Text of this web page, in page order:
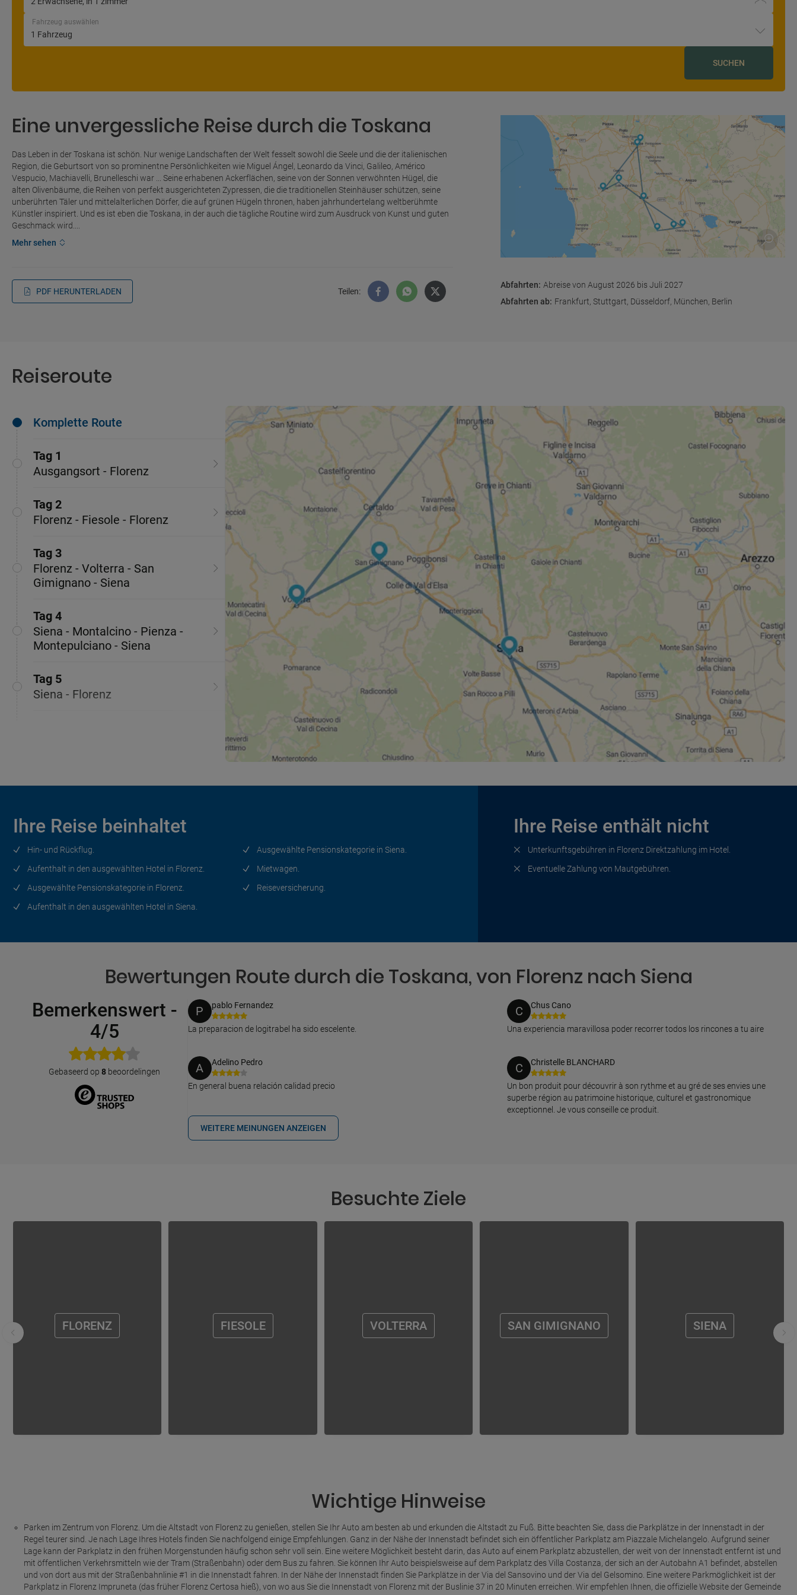
Fahrzeug auswählen
SUCHEN
Eine unvergessliche Reise durch die Toskana
Das Leben in der Toskana ist schön. Nur wenige Landschaften der Welt fesselt sowohl die Seele und die der italienischen
Region, die Geburtsort von so prominentne Persönlichkeiten wie Miguel Ángel, Leonardo da Vinci, Galileo, Américo
Vespucio, Machiavelli, Brunelleschi war ... Seine erhabenen Ackerflächen, seine von der Sonnen verwöhnten Hügel, die
alten Olivenbäume, die Reihen von perfekt ausgerichteten Zypressen, die die traditionellen Steinhäuser schützen, seine
unberührten Täler und mittelalterlichen Dörfer, die auf grünen Hügeln thronen, haben jahrhundertelang weltberühmte
Künstler inspiriert. Und es ist eben die Toskana, in der auch die tägliche Routine wird zum Ausdruck von Kunst und guten
Geschmack wird....
Mehr sehen
PDF HERUNTERLADEN Teilen:
Abfahrten: Abreise von August 2026 bis Juli 2027
Abfahrten ab: Frankfurt, Stuttgart, Düsseldorf, München, Berlin
Reiseroute
Komplette Route
Tag 1
Ausgangsort - Florenz
Tag 2
Florenz - Fiesole - Florenz
Tag 3
Florenz - Volterra - San
Gimignano - Siena
Tag 4
Siena - Montalcino - Pienza -
Montepulciano - Siena
Tag 5
Siena - Florenz
Ihre Reise beinhaltet
Hin- und Rückflug.
Aufenthalt in den ausgewählten Hotel in Florenz.
Ausgewählte Pensionskategorie in Florenz.
Aufenthalt in den ausgewählten Hotel in Siena.
Ausgewählte Pensionskategorie in Siena.
Mietwagen.
Reiseversicherung.
Ihre Reise enthält nicht
Unterkunftsgebühren in Florenz Direktzahlung im Hotel.
Eventuelle Zahlung von Mautgebühren.
Bewertungen Route durch die Toskana, von Florenz nach Siena
Bemerkenswert -
4/5
Gebaseerd op 8 beoordelingen
P pablo Fernandez
La preparacion de logitrabel ha sido escelente.
C Chus Cano
Una experiencia maravillosa poder recorrer todos los rincones a tu aire
A Adelino Pedro
En general buena relación calidad precio
C Christelle BLANCHARD
Un bon produit pour découvrir à son rythme et au gré de ses envies une
superbe région au patrimoine historique, culturel et gastronomique
exceptionnel. Je vous conseille ce produit.
WEITERE MEINUNGEN ANZEIGEN
Besuchte Ziele
FLORENZ FIESOLE VOLTERRA SAN GIMIGNANO SIENA
Wichtige Hinweise
Parken im Zentrum von Florenz. Um die Altstadt von Florenz zu genießen, stellen Sie Ihr Auto am besten ab und erkunden die Altstadt zu Fuß. Bitte beachten Sie, dass die Parkplätze in der Innenstadt in der
Regel teurer sind. Je nach Lage Ihres Hotels finden Sie nachfolgend einige Empfehlungen. Ganz in der Nähe der Innenstadt befindet sich ein öffentlicher Parkplatz am Piazzale Michelangelo. Aufgrund seiner
Lage kann der Parkplatz in den frühen Morgenstunden häufig schon sehr voll sein. Eine weitere Möglichkeit besteht darin, das Auto auf einem Parkplatz abzustellen, der weit von der Innenstadt entfernt ist und
mit öffentlichen Verkehrsmitteln wie der Tram (Straßenbahn) oder dem Bus zu fahren. Sie können Ihr Auto beispielsweise auf dem Parkplatz des Villa Costanza, der sich an der Autobahn A1 befindet, abstellen
und von dort aus mit der Straßenbahnlinie #1 in die Innenstadt fahren. In der Nähe der Innenstadt finden Sie Parkplätze in der Via del Sansovino und der Via del Gelsomino. Eine weitere Parkmöglichkeit ist der
Parkplatz in Florenz Impruneta (das früher Florenz Certosa hieß), von wo aus Sie die Innenstadt von Florenz mit der Buslinie 37 in 20 Minuten erreichen. Wir empfehlen Ihnen, die offizielle Website der Gemeinde